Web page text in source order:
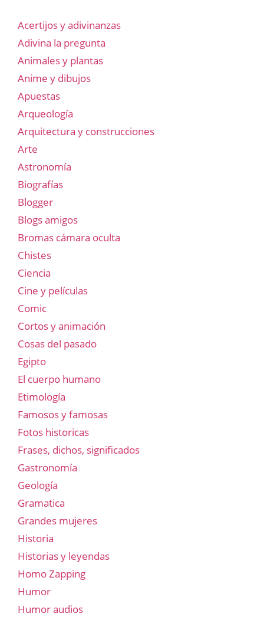
Acertijos y adivinanzas
Adivina la pregunta
Animales y plantas
Anime y dibujos
Apuestas
Arqueología
Arquitectura y construcciones
Arte
Astronomía
Biografías
Blogger
Blogs amigos
Bromas cámara oculta
Chistes
Ciencia
Cine y películas
Comic
Cortos y animación
Cosas del pasado
Egipto
El cuerpo humano
Etimología
Famosos y famosas
Fotos historicas
Frases, dichos, significados
Gastronomía
Geología
Gramatica
Grandes mujeres
Historia
Historias y leyendas
Homo Zapping
Humor
Humor audios